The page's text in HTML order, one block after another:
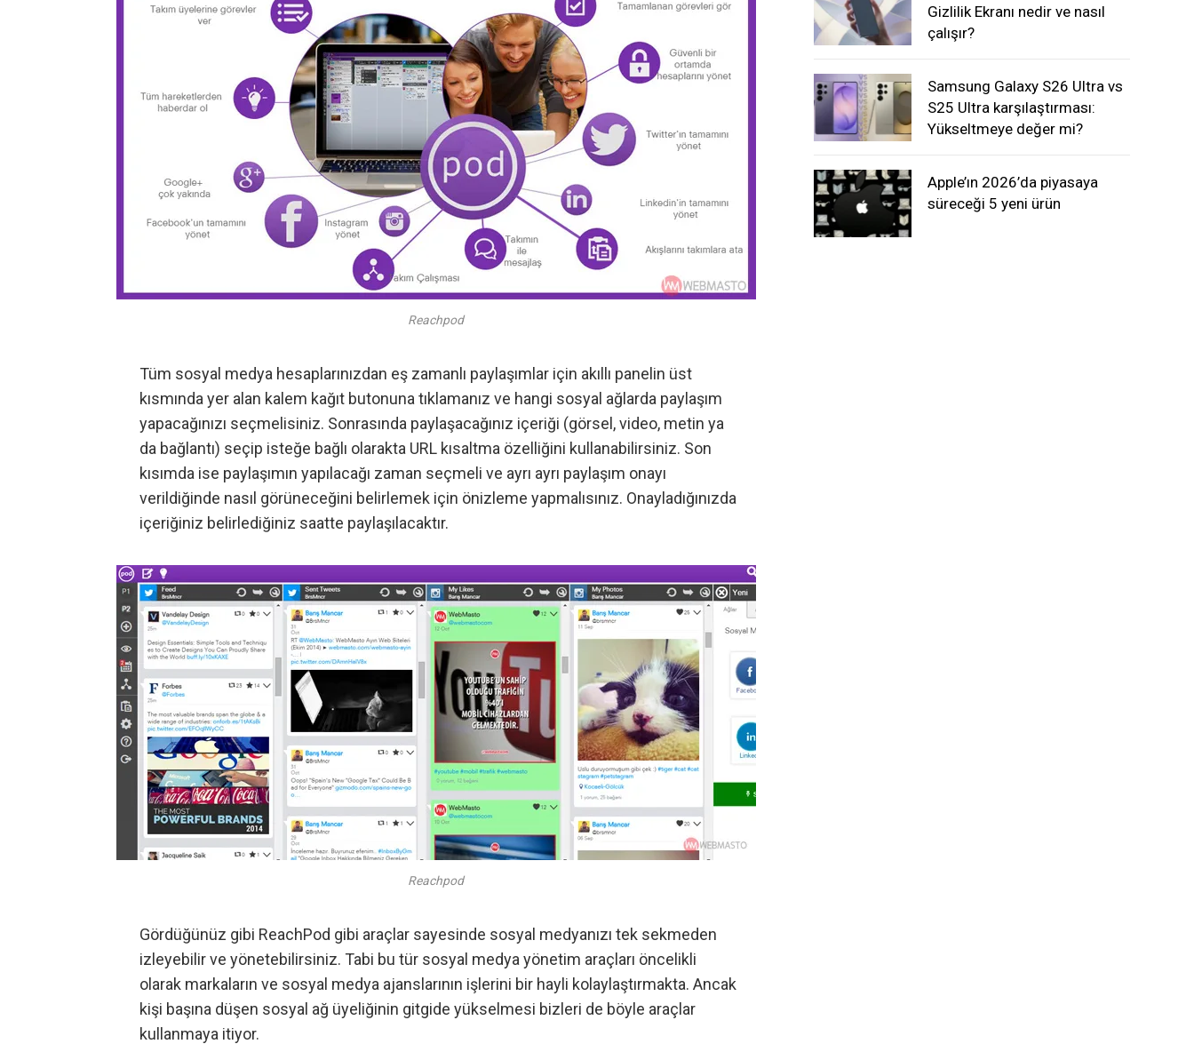
Reachpod
Tüm sosyal medya hesaplarınızdan eş zamanlı paylaşımlar için akıllı panelin üst
kısmında yer alan kalem kağıt butonuna tıklamanız ve hangi sosyal ağlarda paylaşım
yapacağınızı seçmelisiniz. Sonrasında paylaşacağınız içeriği (görsel, video, metin ya
da bağlantı) seçip isteğe bağlı olarakta URL kısaltma özelliğini kullanabilirsiniz. Son
kısımda ise paylaşımın yapılacağı zaman seçmeli ve ayrı ayrı paylaşım onayı
verildiğinde nasıl görüneceğini belirlemek için önizleme yapmalısınız. Onayladığınızda
içeriğiniz belirlediğiniz saatte paylaşılacaktır.
Reachpod
Gördüğünüz gibi ReachPod gibi araçlar sayesinde sosyal medyanızı tek sekmeden
izleyebilir ve yönetebilirsiniz. Tabi bu tür sosyal medya yönetim araçları öncelikli
olarak markaların ve sosyal medya ajanslarının işlerini bir hayli kolaylaştırmakta. Ancak
kişi başına düşen sosyal ağ üyeliğinin gitgide yükselmesi bizleri de böyle araçlar
kullanmaya itiyor.
Gizlilik Ekranı nedir ve nasıl
çalışır?
Samsung Galaxy S26 Ultra vs
S25 Ultra karşılaştırması:
Yükseltmeye değer mi?
Apple’ın 2026’da piyasaya
süreceği 5 yeni ürün